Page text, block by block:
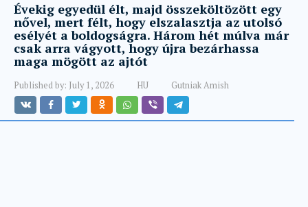
Évekig egyedül élt, majd összeköltözött egy
nővel, mert félt, hogy elszalasztja az utolsó
esélyét a boldogságra. Három hét múlva már
csak arra vágyott, hogy újra bezárhassa
maga mögött az ajtót
Published by: July 1, 2026 HU Gutniak Amish